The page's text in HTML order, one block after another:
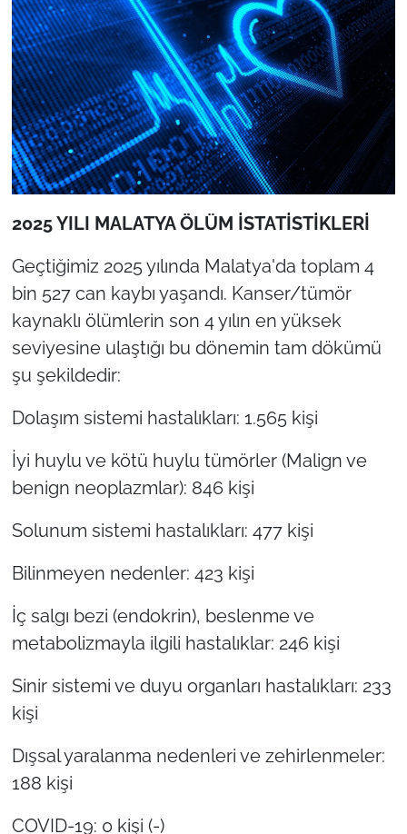
2025 YILI MALATYA ÖLÜM İSTATİSTİKLERİ
Geçtiğimiz 2025 yılında Malatya'da toplam 4
bin 527 can kaybı yaşandı. Kanser/tümör
kaynaklı ölümlerin son 4 yılın en yüksek
seviyesine ulaştığı bu dönemin tam dökümü
şu şekildedir:
Dolaşım sistemi hastalıkları: 1.565 kişi
İyi huylu ve kötü huylu tümörler (Malign ve
benign neoplazmlar): 846 kişi
Solunum sistemi hastalıkları: 477 kişi
Bilinmeyen nedenler: 423 kişi
İç salgı bezi (endokrin), beslenme ve
metabolizmayla ilgili hastalıklar: 246 kişi
Sinir sistemi ve duyu organları hastalıkları: 233
kişi
Dışsal yaralanma nedenleri ve zehirlenmeler:
188 kişi
COVID-19: 0 kişi (-)